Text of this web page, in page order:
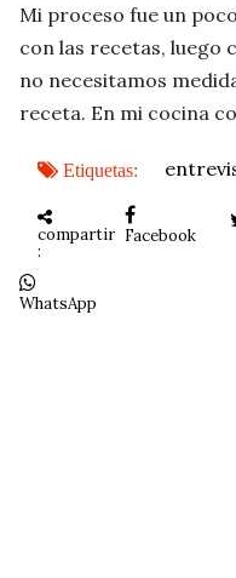
Mi proceso fue un
con las recetas, luego
no necesitamos
receta. En mi cocina
Etiquetas:
compartir
:
Facebook
WhatsApp